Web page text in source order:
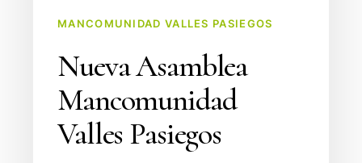
MANCOMUNIDAD VALLES PASIEGOS
Nueva Asamblea
Mancomunidad
Valles Pasiegos